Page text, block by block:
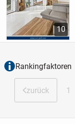
10
Rankingfaktoren
zurück 1